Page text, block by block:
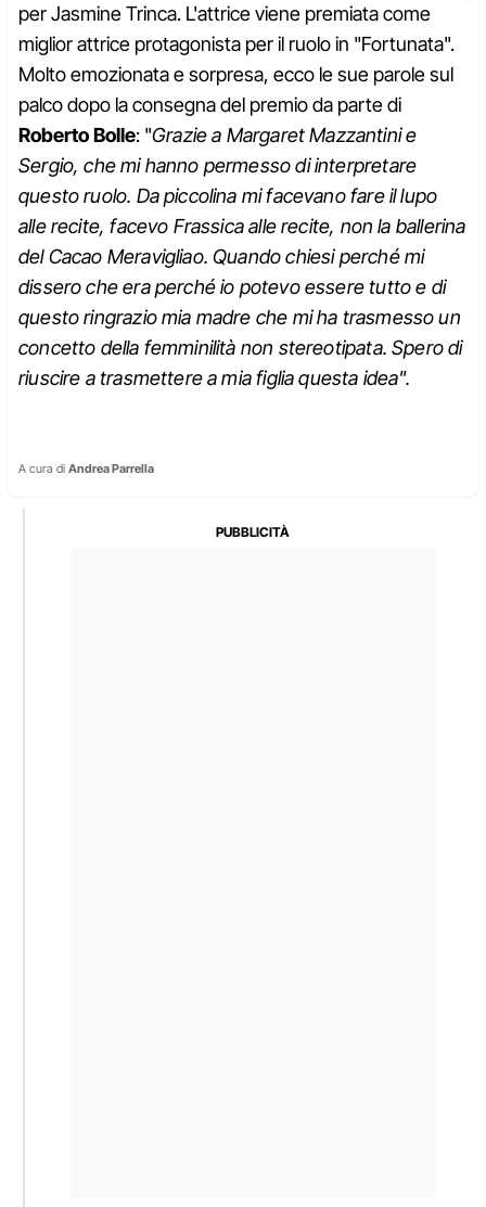
per Jasmine Trinca. L'attrice viene premiata come
miglior attrice protagonista per il ruolo in "Fortunata".
Molto emozionata e sorpresa, ecco le sue parole sul
palco dopo la consegna del premio da parte di
Roberto Bolle: "Grazie a Margaret Mazzantini e
Sergio, che mi hanno permesso di interpretare
questo ruolo. Da piccolina mi facevano fare il lupo
alle recite, facevo Frassica alle recite, non la ballerina
del Cacao Meravigliao. Quando chiesi perché mi
dissero che era perché io potevo essere tutto e di
questo ringrazio mia madre che mi ha trasmesso un
concetto della femminilità non stereotipata. Spero di
riuscire a trasmettere a mia figlia questa idea".
A cura di Andrea Parrella